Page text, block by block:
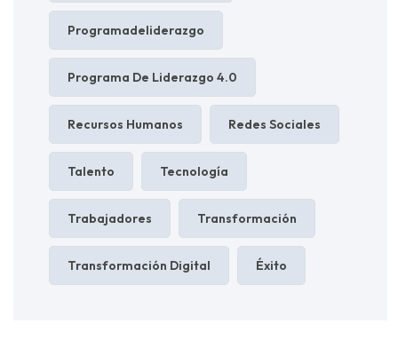
Programadeliderazgo
Programa De Liderazgo 4.0
Recursos Humanos Redes Sociales
Talento Tecnología
Trabajadores Transformación
Transformación Digital Éxito